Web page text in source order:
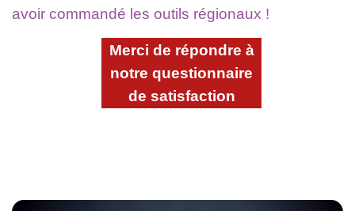
avoir commandé les outils régionaux !
Merci de répondre à
notre questionnaire
de satisfaction